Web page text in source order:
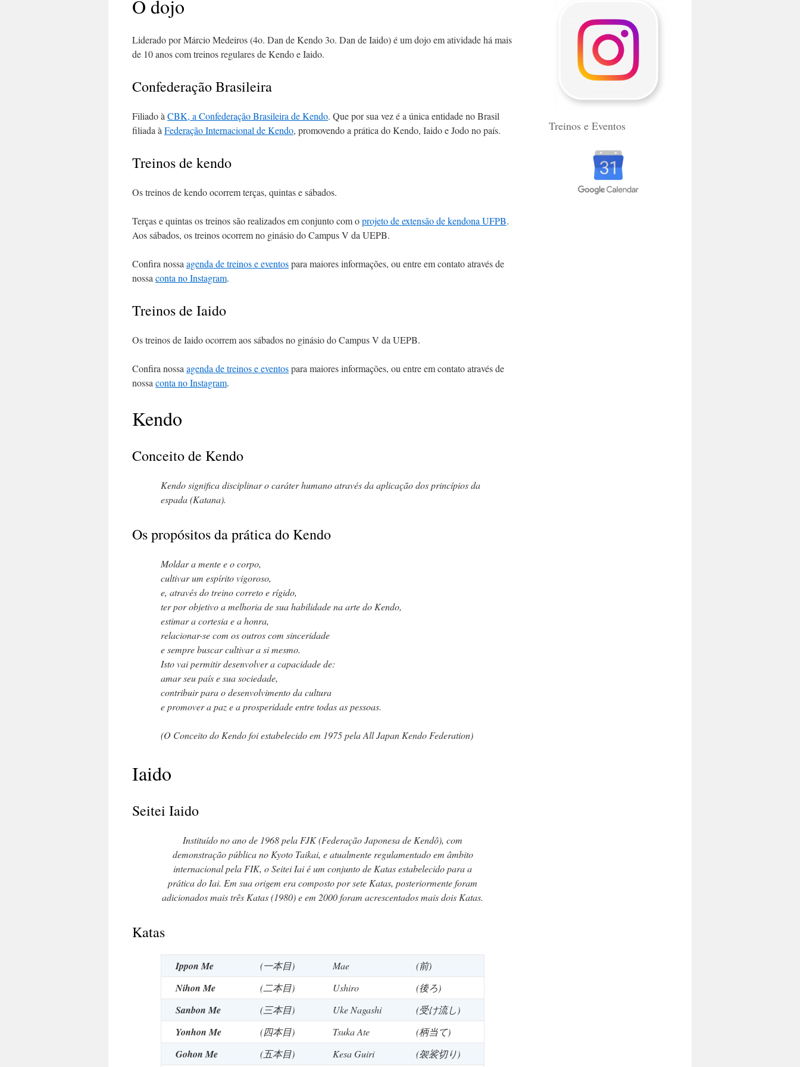
O dojo
Liderado por Márcio Medeiros (4o. Dan de Kendo 3o. Dan de Iaido) é um dojo em atividade há mais
de 10 anos com treinos regulares de Kendo e Iaido.
Confederação Brasileira
Filiado à CBK, a Confederação Brasileira de Kendo. Que por sua vez é a única entidade no Brasil
filiada à Federação Internacional de Kendo, promovendo a prática do Kendo, Iaido e Jodo no país.
Treinos de kendo
Os treinos de kendo ocorrem terças, quintas e sábados.
Terças e quintas os treinos são realizados em conjunto com oprojeto de extensão de kendona UFPB.
Aos sábados, os treinos ocorrem no ginásio do Campus V da UEPB.
Confira nossa agenda de treinos e eventospara maiores informações, ou entre em contato através de
nossa conta no Instagram.
Treinos de Iaido
Os treinos de Iaido ocorrem aos sábados no ginásio do Campus V da UEPB.
Confira nossa agenda de treinos e eventospara maiores informações, ou entre em contato através de
nossa conta no Instagram.
Kendo
Conceito de Kendo
Kendo significa disciplinar o caráter humano através da aplicação dos princípios da
espada (Katana).
Os propósitos da prática do Kendo
Moldar a mente e o corpo,
cultivar um espírito vigoroso,
e, através do treino correto e rígido,
ter por objetivo a melhoria de sua habilidade na arte do Kendo,
estimar a cortesia e a honra,
relacionar-se com os outros com sinceridade
e sempre buscar cultivar a si mesmo.
Isto vai permitir desenvolver a capacidade de:
amar seu país e sua sociedade,
contribuir para o desenvolvimento da cultura
e promover a paz e a prosperidade entre todas as pessoas.
(O Conceito do Kendo foi estabelecido em 1975 pela All Japan Kendo Federation)
Iaido
Seitei Iaido
Instituído no ano de 1968 pela FJK (Federação Japonesa de Kendô), com
demonstração pública no Kyoto Taikai, e atualmente regulamentado em âmbito
internacional pela FIK, o Seitei Iai é um conjunto de Katas estabelecido para a
prática do Iai. Em sua origem era composto por sete Katas, posteriormente foram
adicionados mais três Katas (1980) e em 2000 foram acrescentados mais dois Katas.
Katas
Ippon Me (一本目) Mae (前)
Nihon Me (二本目) Ushiro (後ろ)
Sanbon Me (三本目) Uke Nagashi (受け流し)
Yonhon Me (四本目) Tsuka Ate (柄当て)
Gohon Me (五本目) Kesa Guiri (袈裟切り)
Treinos e Eventos